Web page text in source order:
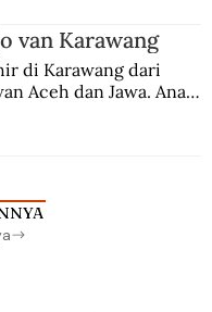
van Karawang
di Karawang dari
Aceh dan Jawa. Anak